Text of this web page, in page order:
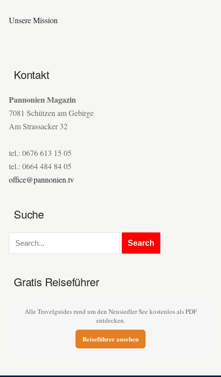
Unsere Mission
Kontakt
Pannonien Magazin
7081 Schützen am Gebirge
Am Strassacker 32
tel.: 0676 613 15 05
tel.: 0664 484 84 05
office@pannonien.tv
Suche
Gratis Reiseführer
Alle Travelguides rund um den Neusiedler See kostenlos als PDF
entdecken.
Reiseführer ansehen